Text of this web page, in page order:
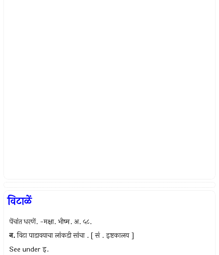
विटाळें
पेंचांत धरणें. -मक्षा. भीष्म. अ. ५८.
न. विटा पाडावयाचा लांकडी सांचा . [ सं . इष्टकालय ]
See under इ.